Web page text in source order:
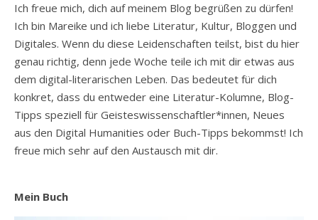
Ich freue mich, dich auf meinem Blog begrüßen zu dürfen!
Ich bin Mareike und ich liebe Literatur, Kultur, Bloggen und
Digitales. Wenn du diese Leidenschaften teilst, bist du hier
genau richtig, denn jede Woche teile ich mit dir etwas aus
dem digital-literarischen Leben. Das bedeutet für dich
konkret, dass du entweder eine Literatur-Kolumne, Blog-
Tipps speziell für Geisteswissenschaftler*innen, Neues
aus den Digital Humanities oder Buch-Tipps bekommst! Ich
freue mich sehr auf den Austausch mit dir.
Mein Buch